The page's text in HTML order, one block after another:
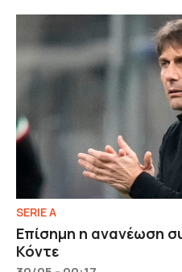
SERIE A
Επίσημη η ανανέωση
Κόντε